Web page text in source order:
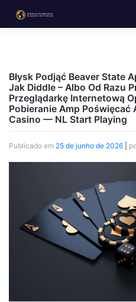
Błysk Podjąć Beaver State
Jak Diddle – Albo Od Razu
Przeglądarkę Internetową
Pobieranie Amp Poświęcać
Casino — NL Start Playing
Publicado em 25 de junho de 2026